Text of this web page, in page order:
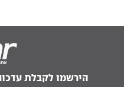
הירשמו לקבלת